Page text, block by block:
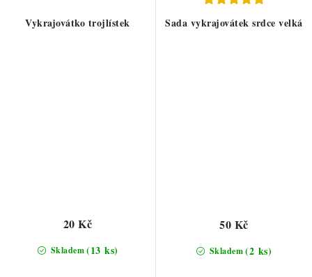
Vykrajovátko trojlístek
Skladem(13 ks)
20 Kč
Sada vykrajovátek srdce velká
Skladem(2 ks)
50 Kč